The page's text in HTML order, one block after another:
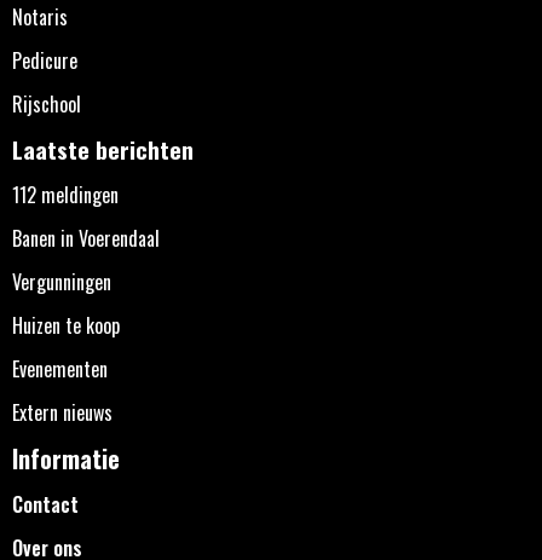
Notaris
Pedicure
Rijschool
Laatste berichten
112 meldingen
Banen in Voerendaal
Vergunningen
Huizen te koop
Evenementen
Extern nieuws
Informatie
Contact
Over ons